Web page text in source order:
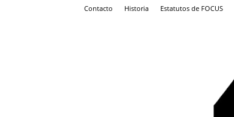
Contacto Historia Estatutos de FOCUS